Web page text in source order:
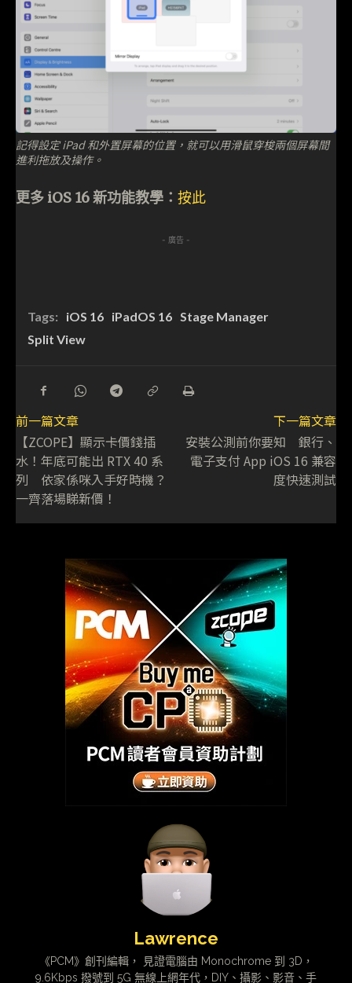
記得設定 iPad 和外置屏幕的位置，就可以用滑鼠穿梭兩個屏幕間
進利拖放及操作。
更多 iOS 16 新功能教學： 按此
- 廣告 -
Tags: iOS 16 iPadOS 16 Stage Manager
Split View
前一篇文章
【ZCOPE】顯示卡價錢插
水！年底可能出 RTX 40 系
列 依家係咪入手好時機？
一齊落場睇新價！
下一篇文章
安裝公測前你要知 銀行、
電子支付 App iOS 16 兼容
度快速測試
Lawrence
《PCM》創刊編輯， 見證電腦由 Monochrome 到 3D，
9.6Kbps 撥號到 5G 無線上網年代，DIY、攝影、影音、手